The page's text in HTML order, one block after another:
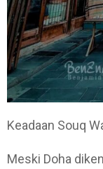
Keadaan Souq
Meski Doha